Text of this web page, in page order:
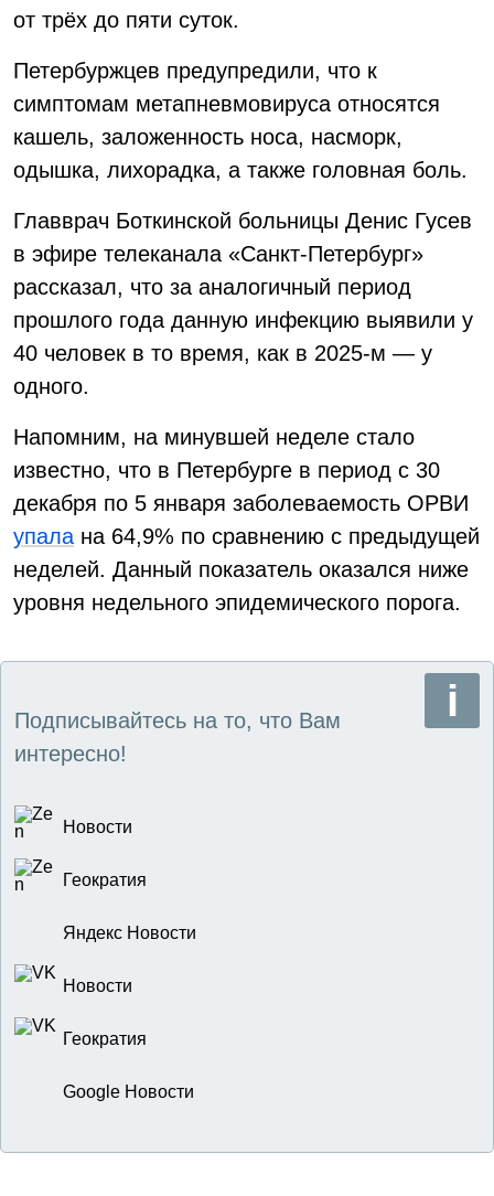
от трёх до пяти суток.
Петербуржцев предупредили, что к
симптомам метапневмовируса относятся
кашель, заложенность носа, насморк,
одышка, лихорадка, а также головная боль.
Главврач Боткинской больницы Денис Гусев
в эфире телеканала «Санкт-Петербург»
рассказал, что за аналогичный период
прошлого года данную инфекцию выявили у
40 человек в то время, как в 2025-м — у
одного.
Напомним, на минувшей неделе стало
известно, что в Петербурге в период с 30
декабря по 5 января заболеваемость ОРВИ
упала на 64,9% по сравнению с предыдущей
неделей. Данный показатель оказался ниже
уровня недельного эпидемического порога.
Подписывайтесь на то, что Вам
интересно!
Новости
Геократия
Яндекс Новости
Новости
Геократия
Google Новости